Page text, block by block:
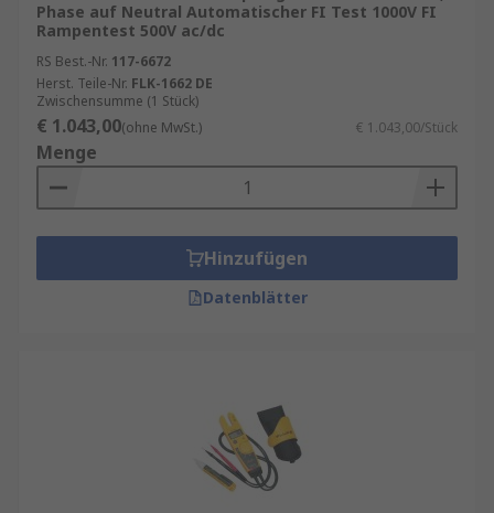
Phase auf Neutral Automatischer FI Test 1000V FI
Rampentest 500V ac/dc
RS Best.-Nr. 117-6672
Herst. Teile-Nr. FLK-1662 DE
Zwischensumme (1 Stück)
€ 1.043,00(ohne MwSt.) € 1.043,00/Stück
Menge
Hinzufügen
Datenblätter